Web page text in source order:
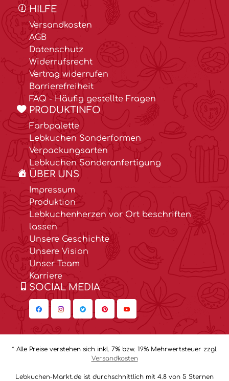
HILFE
Versandkosten
AGB
Datenschutz
Widerrufsrecht
Vertrag widerrufen
Barrierefreiheit
FAQ - Häufig gestellte Fragen
PRODUKTINFO
Farbpalette
Lebkuchen Sonderformen
Verpackungsarten
Lebkuchen Sonderanfertigung
ÜBER UNS
Impressum
Produktion
Lebkuchenherzen vor Ort beschriften
lassen
Unsere Geschichte
Unsere Vision
Unser Team
Karriere
SOCIAL MEDIA
* Alle Preise verstehen sich inkl. 7% bzw. 19% Mehrwertsteuer zzgl.
Versandkosten
Lebkuchen-Markt.de ist durchschnittlich mit 4.8 von 5 Sternen